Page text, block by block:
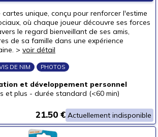
unique, conçu pour renforcer l'estime
où chaque joueur découvre ses forces
le regard bienveillant de ses amis,
de sa famille dans une expérience
> voir détail
DE NIM PHOTOS
et développement personnel
et plus - durée standard (<60 min)
Actuellement indisponible
21.50 €